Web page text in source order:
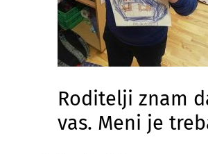
Roditelji znam
vas. Meni je